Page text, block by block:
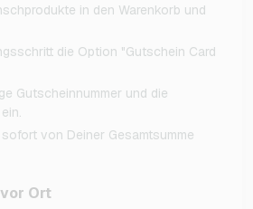
in den Warenkorb und
die Option "Gutschein Card
Gutscheinnummer und die
von Deiner Gesamtsumme
Ort